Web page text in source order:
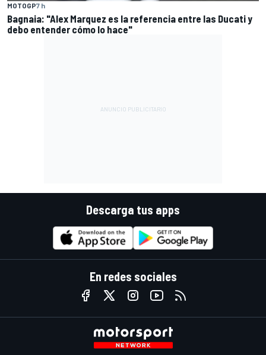
MOTOGP7 h
Bagnaia: "Alex Marquez es la referencia entre las Ducati y
debo entender cómo lo hace"
Descarga tus apps
En redes sociales